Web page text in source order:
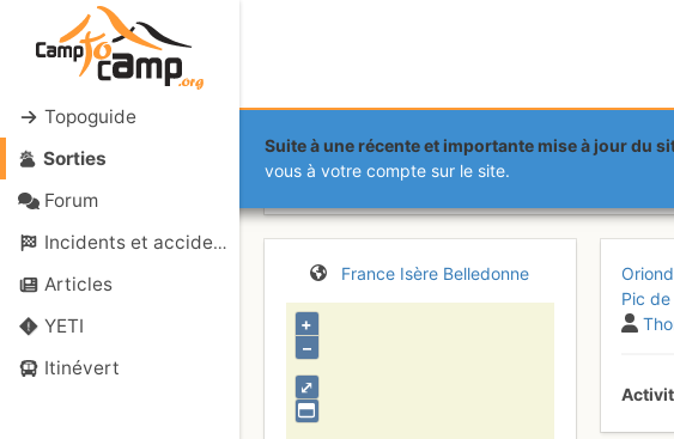
Topoguide
Sorties
Forum
Incidents et accidents
Articles
YETI
Itinévert
Suite à une récente et importante mise à jour du
vous à votre compte sur le site.
Pic de Barlet :
France Isère Belledonne
⤢
+
–
Pic